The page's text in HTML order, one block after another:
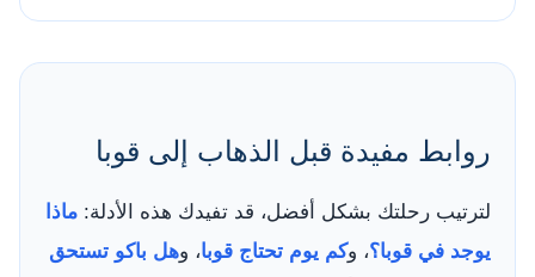
روابط مفيدة قبل الذهاب إلى قوبا
لترتيب رحلتك بشكل أفضل، قد تفيدك هذه الأدلة: ماذا
يوجد في قوبا؟، وكم يوم تحتاج قوبا، وهل باكو تستحق